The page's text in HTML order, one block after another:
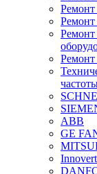
Ремонт
Ремонт
Ремонт
ABB
GE
Innovert